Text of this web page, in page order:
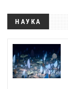
НАУКА